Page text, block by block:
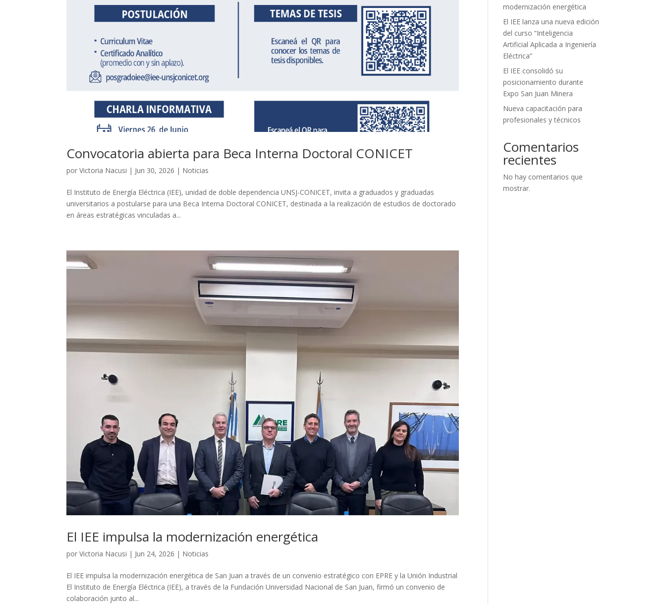
Convocatoria abierta para Beca Interna Doctoral CONICET
porVictoria Nacusi | Jun 30, 2026 | Noticias
El Instituto de Energía Eléctrica (IEE), unidad de doble dependencia UNSJ-CONICET, invita a graduados y graduadas
universitarios a postularse para una Beca Interna Doctoral CONICET, destinada a la realización de estudios de doctorado
en áreas estratégicas vinculadas a...
El IEE impulsa la modernización energética
porVictoria Nacusi | Jun 24, 2026 | Noticias
El IEE impulsa la modernización energética de San Juan a través de un convenio estratégico con EPRE y la Unión Industrial
El Instituto de Energía Eléctrica (IEE), a través de la Fundación Universidad Nacional de San Juan, firmó un convenio de
colaboración junto al...
modernización energética
El IEE lanza una nueva edición
del curso “Inteligencia
Artificial Aplicada a Ingeniería
Eléctrica”
El IEE consolidó su
posicionamiento durante
Expo San Juan Minera
Nueva capacitación para
profesionales y técnicos
Comentarios
recientes
No hay comentarios que
mostrar.